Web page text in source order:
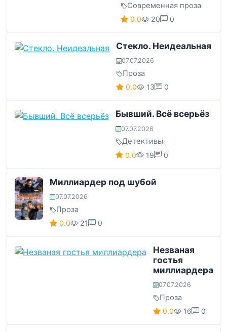
Современная проза
0.0 20 0
Стекло. Неидеальная
07.07.2026
Проза
0.0 13 0
Бывший. Всё всерьёз
07.07.2026
Детективы
0.0 19 0
Миллиардер под шубой
07.07.2026
Проза
0.0 21 0
Незваная
гостья
миллиардера
07.07.2026
Проза
0.0 16 0